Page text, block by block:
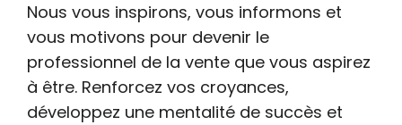
Nous vous inspirons, vous informons et
vous motivons pour devenir le
professionnel de la vente que vous aspirez
à être. Renforcez vos croyances,
développez une mentalité de succès et